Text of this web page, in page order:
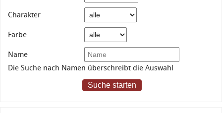
Charakter
Farbe
Name
Die Suche nach Namen überschreibt die Auswahl
Suche starten